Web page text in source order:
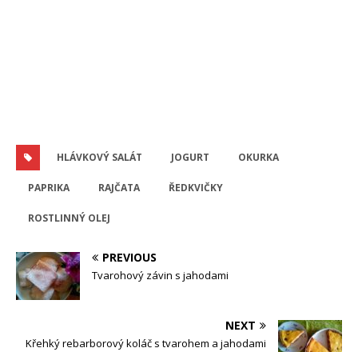
HLÁVKOVÝ SALÁT JOGURT OKURKA
PAPRIKA RAJČATA ŘEDKVIČKY
ROSTLINNÝ OLEJ
PREVIOUS
Tvarohový závin s jahodami
NEXT
Křehký rebarborový koláč s tvarohem a jahodami